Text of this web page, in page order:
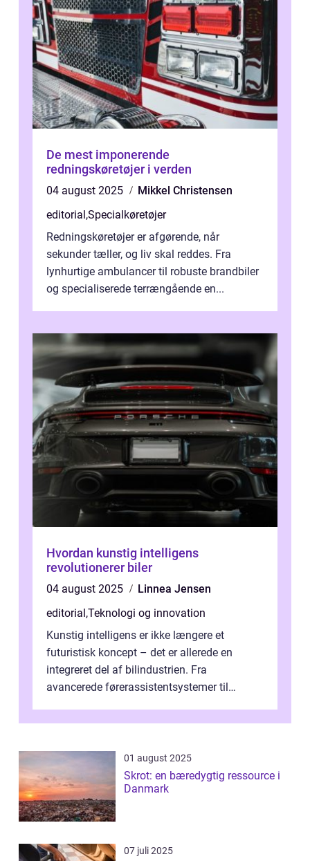
De mest imponerende
redningskøretøjer i verden
04 august 2025
Mikkel Christensen
editorial,Specialkøretøjer
Redningskøretøjer er afgørende, når
sekunder tæller, og liv skal reddes. Fra
lynhurtige ambulancer til robuste brandbiler
og specialiserede terrængående en...
Hvordan kunstig intelligens
revolutionerer biler
04 august 2025
Linnea Jensen
editorial,Teknologi og innovation
Kunstig intelligens er ikke længere et
futuristisk koncept – det er allerede en
integreret del af bilindustrien. Fra
avancerede førerassistentsystemer til
01 august 2025
Skrot: en bæredygtig ressource i
Danmark
07 juli 2025